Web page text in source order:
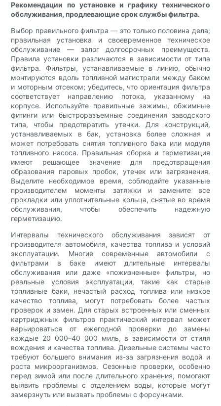
Рекомендации по установке и графику технического
обслуживания, продлевающие срок службы фильтра.
Выбор правильного фильтра — это только половина дела;
правильная установка и своевременное техническое
обслуживание — залог долгосрочных преимуществ.
Правила установки различаются в зависимости от типа
фильтра. Фильтры, устанавливаемые в линию, обычно
монтируются вдоль топливной магистрали между баком
и моторным отсеком; убедитесь, что ориентация фильтра
соответствует направлению потока, указанному на
корпусе. Используйте правильные зажимы, обжимные
фитинги или быстроразъемные соединения заводского
типа, чтобы предотвратить утечки. Для конструкций,
устанавливаемых в бак, установка более сложная и
может потребовать снятия топливного бака или модуля
топливного насоса. Правильная сборка и герметизация
имеют решающее значение для предотвращения
образования паровых пробок, утечек или загрязнения.
Выделите необходимое время, соблюдайте указанные
производителем моменты затяжки и замените все
прокладки или уплотнительные кольца, снятые во время
обслуживания, чтобы обеспечить надежную
герметизацию.
Интервалы технического обслуживания зависят от
производителя автомобиля, качества топлива и условий
эксплуатации. Многие современные автомобили с
фильтрами в баке имеют длительные интервалы
обслуживания или даже «пожизненные» фильтры, но
реальные условия эксплуатации, такие как старые
топливные баки, нечастый расход топлива или низкое
качество топлива, могут потребовать более частых
проверок и замен. Для старых встроенных или сменных
картриджных фильтров практический интервал может
варьироваться от ежегодной проверки до замены
каждые 20 000–40 000 миль, в зависимости от стиля
вождения и качества топлива. Дизельные системы часто
требуют большего внимания из-за загрязнения водой и
роста микроорганизмов. Сезонные проверки, особенно
перед зимой или после длительного хранения, помогают
выявить проблемы с отделением воды, которые могут
замерзнуть или вызвать проблемы с форсунками.